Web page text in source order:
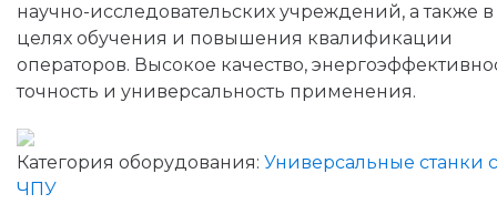
научно-исследовательских учреждений, а также в
целях обучения и повышения квалификации
операторов. Высокое качество,
точность и универсальность применения.
Категория оборудования: Универсальные станки с
ЧПУ